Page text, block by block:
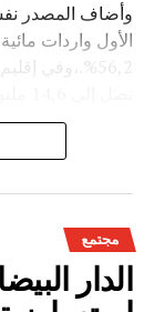
وأضاف المصدر
56,2%.،وفي
وتعكس هذه
الوطنية،والفرشة
سنوات الجفاف .
مجتمع
الدار